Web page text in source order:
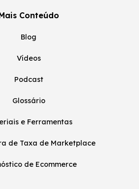
Conteúdo
Blog
Vídeos
Podcast
Glossário
e Ferramentas
de Taxa de Marketplace
de Ecommerce